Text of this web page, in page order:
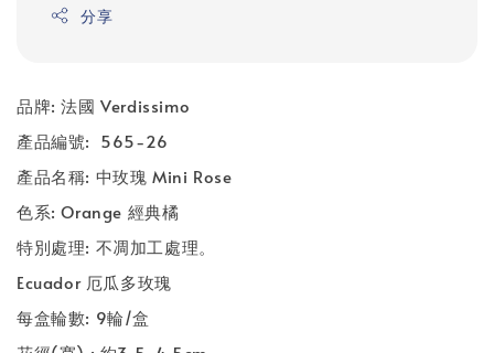
分享
品牌: 法國 Verdissimo
產品編號: 565-26
產品名稱: 中玫瑰 Mini Rose
色系: Orange 經典橘
特別處理: 不凋加工處理。
Ecuador 厄瓜多玫瑰
每盒輪數: 9輪/盒